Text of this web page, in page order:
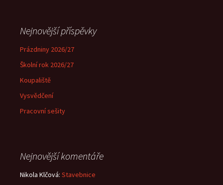
Nejnovější příspěvky
Prázdniny 2026/27
Školní rok 2026/27
Koupaliště
Vysvědčení
Pracovní sešity
Nejnovější komentáře
Nikola Klčová: Stavebnice